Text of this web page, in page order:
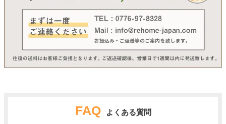
FAQ よくある質問